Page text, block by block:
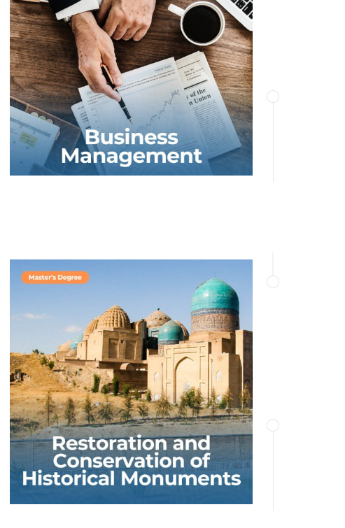
menejment, marketing, korporativ
boshqaruv, moliya, inson resurslari,
biznes kommunikatsiyalari, strategiya
va boshqa fanlar bo‘yicha bilimlariga
ega bo‘lishadi.
BATAFSIL
Dastur nazariy va amaliy nuqtai
nazardan madaniy meros obyektlariga
ekologik xavfni baholash va
kamaytirishning murakkab
muammolariga fanlararo yondashuvni
o‘z ichiga oladi.
BATAFSIL